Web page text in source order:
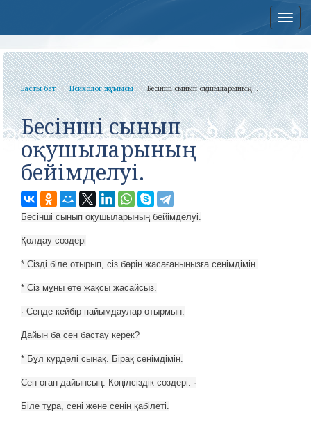
Басты бет Психолог жұмысы Бесінші сынып оқушыларының...
Бесінші сынып
оқушыларының
бейімделуі.
Бесінші сынып оқушыларының бейімделуі.
Қолдау сөздері
* Сізді біле отырып, сіз бәрін жасағаныңызға сенімдімін.
* Сіз мұны өте жақсы жасайсыз.
· Сенде кейбір пайымдаулар отырмын.
Дайын ба сен бастау керек?
* Бұл күрделі сынақ. Бірақ сенімдімін.
Сен оған дайынсың. Көңілсіздік сөздері: ·
Біле тұра, сені және сенің қабілеті.